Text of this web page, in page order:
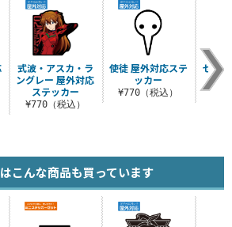
式波・アスカ・ラ
ングレー 屋外対応
ステッカー
¥770（税込）
使徒 屋外対応ステ
ッカー
¥770（税込）
ゼー
こんな商品も買っています